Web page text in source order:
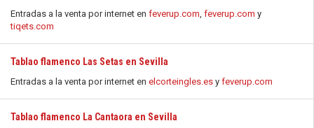
Entradas a la venta por internet en feverup.com, feverup.com y
tiqets.com
Tablao flamenco Las Setas en Sevilla
Entradas a la venta por internet en elcorteingles.es y feverup.com
Tablao flamenco La Cantaora en Sevilla